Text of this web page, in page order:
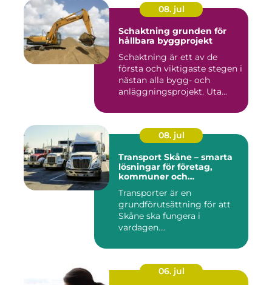
08. jul
Schaktning grunden för
hållbara byggprojekt
Schaktning är ett av de
första och viktigaste stegen i
nästan alla bygg- och
anläggningsprojekt. Uta...
08. jul
Transport Skåne – smarta
lösningar för företag,
kommuner och
Transporter är en
grundförutsättning för att
Skåne ska fungera i
vardagen....
06. jul